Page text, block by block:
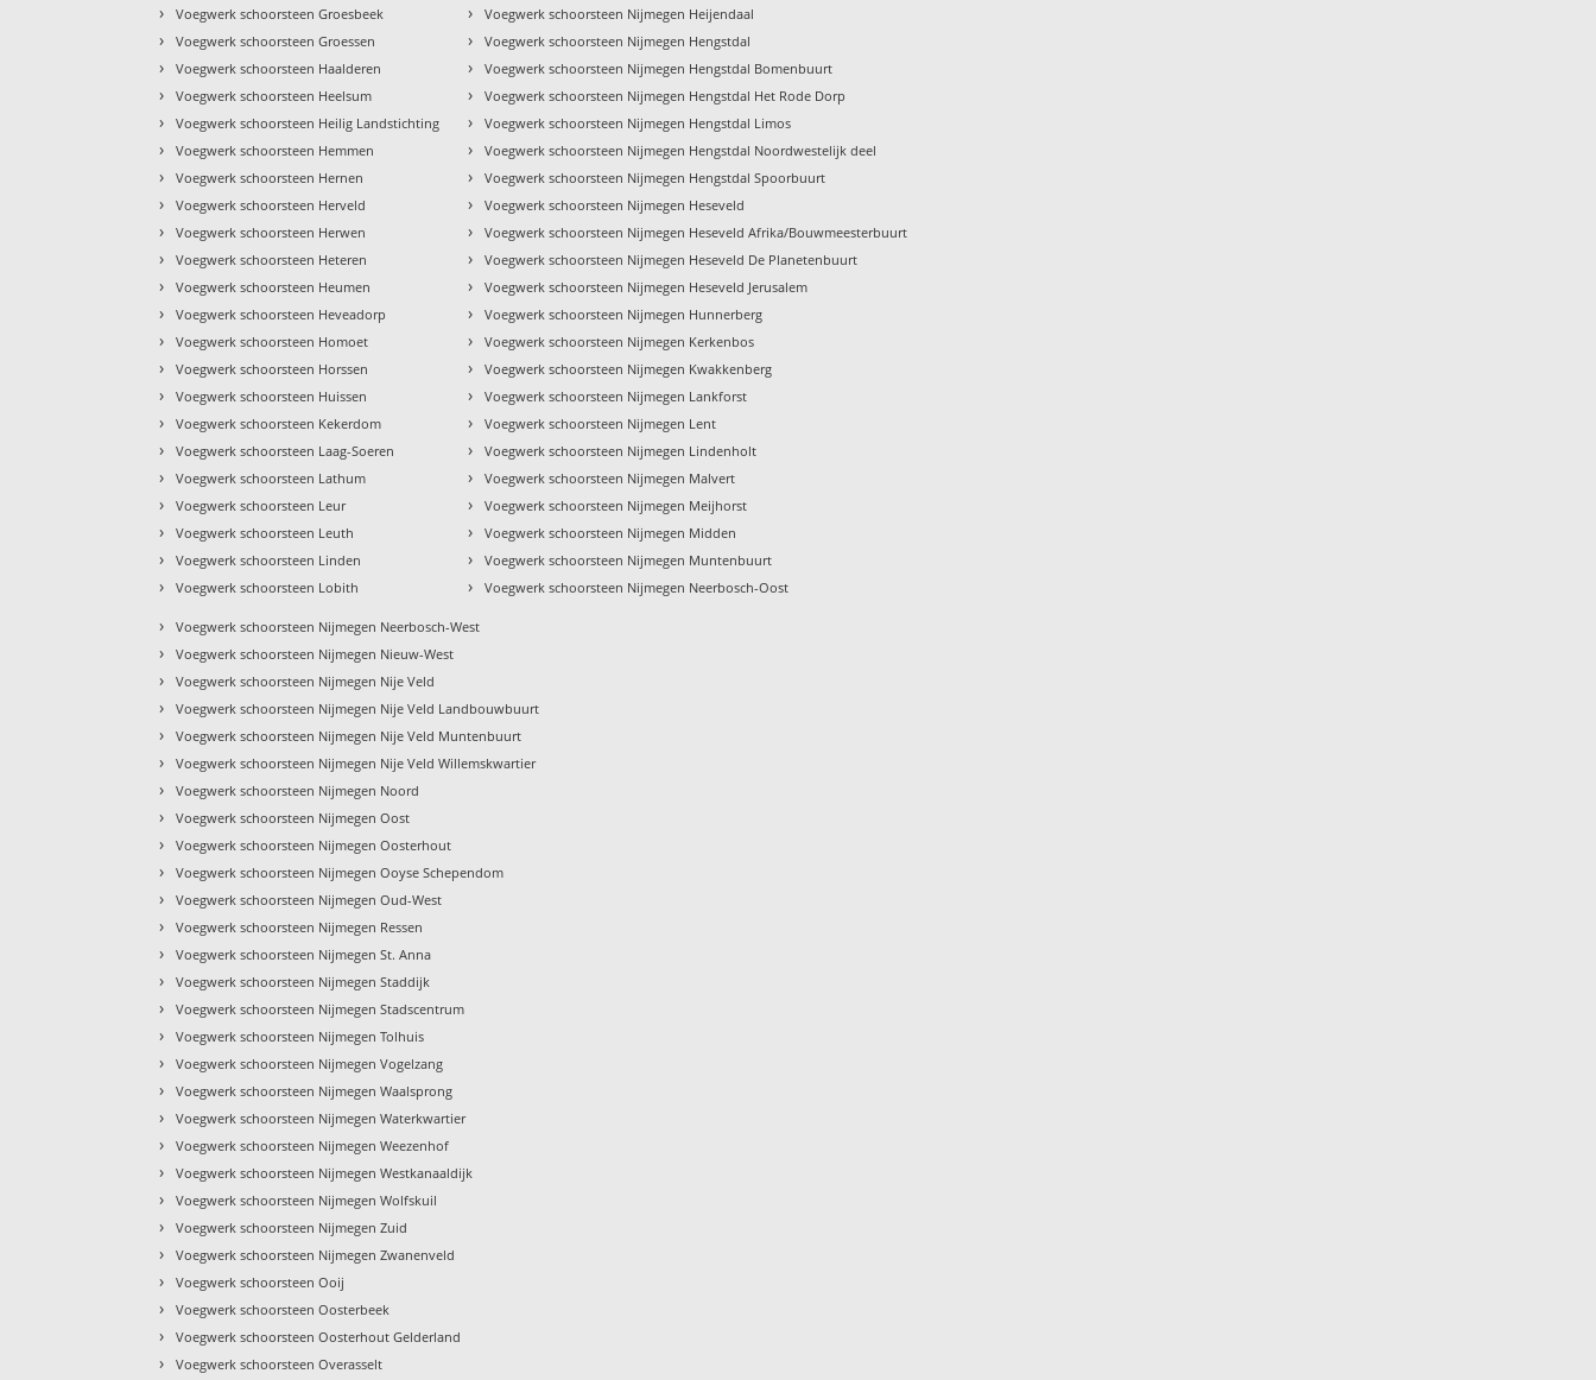
› Voegwerk schoorsteen Groesbeek
› Voegwerk schoorsteen Groessen
› Voegwerk schoorsteen Haalderen
› Voegwerk schoorsteen Heelsum
› Voegwerk schoorsteen Heilig Landstichting
› Voegwerk schoorsteen Hemmen
› Voegwerk schoorsteen Hernen
› Voegwerk schoorsteen Herveld
› Voegwerk schoorsteen Herwen
› Voegwerk schoorsteen Heteren
› Voegwerk schoorsteen Heumen
› Voegwerk schoorsteen Heveadorp
› Voegwerk schoorsteen Homoet
› Voegwerk schoorsteen Horssen
› Voegwerk schoorsteen Huissen
› Voegwerk schoorsteen Kekerdom
› Voegwerk schoorsteen Laag-Soeren
› Voegwerk schoorsteen Lathum
› Voegwerk schoorsteen Leur
› Voegwerk schoorsteen Leuth
› Voegwerk schoorsteen Linden
› Voegwerk schoorsteen Lobith
› Voegwerk schoorsteen Nijmegen Heijendaal
› Voegwerk schoorsteen Nijmegen Hengstdal
› Voegwerk schoorsteen Nijmegen Hengstdal Bomenbuurt
› Voegwerk schoorsteen Nijmegen Hengstdal Het Rode Dorp
› Voegwerk schoorsteen Nijmegen Hengstdal Limos
› Voegwerk schoorsteen Nijmegen Hengstdal Noordwestelijk deel
› Voegwerk schoorsteen Nijmegen Hengstdal Spoorbuurt
› Voegwerk schoorsteen Nijmegen Heseveld
› Voegwerk schoorsteen Nijmegen Heseveld Afrika/Bouwmeesterbuurt
› Voegwerk schoorsteen Nijmegen Heseveld De Planetenbuurt
› Voegwerk schoorsteen Nijmegen Heseveld Jerusalem
› Voegwerk schoorsteen Nijmegen Hunnerberg
› Voegwerk schoorsteen Nijmegen Kerkenbos
› Voegwerk schoorsteen Nijmegen Kwakkenberg
› Voegwerk schoorsteen Nijmegen Lankforst
› Voegwerk schoorsteen Nijmegen Lent
› Voegwerk schoorsteen Nijmegen Lindenholt
› Voegwerk schoorsteen Nijmegen Malvert
› Voegwerk schoorsteen Nijmegen Meijhorst
› Voegwerk schoorsteen Nijmegen Midden
› Voegwerk schoorsteen Nijmegen Muntenbuurt
› Voegwerk schoorsteen Nijmegen Neerbosch-Oost
› Voegwerk schoorsteen Nijmegen Neerbosch-West
› Voegwerk schoorsteen Nijmegen Nieuw-West
› Voegwerk schoorsteen Nijmegen Nije Veld
› Voegwerk schoorsteen Nijmegen Nije Veld Landbouwbuurt
› Voegwerk schoorsteen Nijmegen Nije Veld Muntenbuurt
› Voegwerk schoorsteen Nijmegen Nije Veld Willemskwartier
› Voegwerk schoorsteen Nijmegen Noord
› Voegwerk schoorsteen Nijmegen Oost
› Voegwerk schoorsteen Nijmegen Oosterhout
› Voegwerk schoorsteen Nijmegen Ooyse Schependom
› Voegwerk schoorsteen Nijmegen Oud-West
› Voegwerk schoorsteen Nijmegen Ressen
› Voegwerk schoorsteen Nijmegen St. Anna
› Voegwerk schoorsteen Nijmegen Staddijk
› Voegwerk schoorsteen Nijmegen Stadscentrum
› Voegwerk schoorsteen Nijmegen Tolhuis
› Voegwerk schoorsteen Nijmegen Vogelzang
› Voegwerk schoorsteen Nijmegen Waalsprong
› Voegwerk schoorsteen Nijmegen Waterkwartier
› Voegwerk schoorsteen Nijmegen Weezenhof
› Voegwerk schoorsteen Nijmegen Westkanaaldijk
› Voegwerk schoorsteen Nijmegen Wolfskuil
› Voegwerk schoorsteen Nijmegen Zuid
› Voegwerk schoorsteen Nijmegen Zwanenveld
› Voegwerk schoorsteen Ooij
› Voegwerk schoorsteen Oosterbeek
› Voegwerk schoorsteen Oosterhout Gelderland
› Voegwerk schoorsteen Overasselt